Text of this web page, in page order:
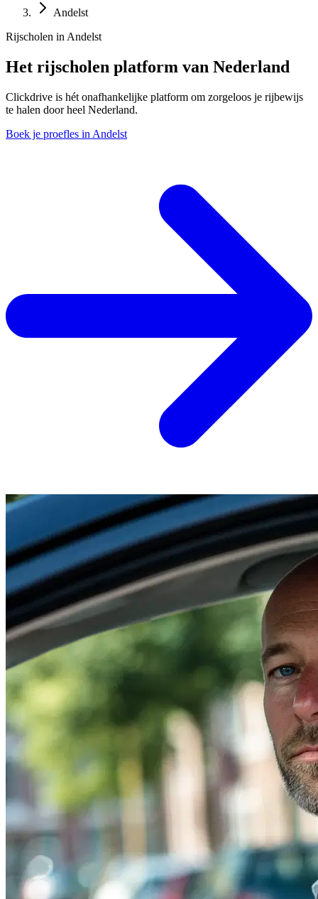
Andelst
Rijscholen in Andelst
Het rijscholen platform van Nederland
Clickdrive is hét onafhankelijke platform om zorgeloos je rijbewijs
te halen door heel Nederland.
Boek je proefles in Andelst